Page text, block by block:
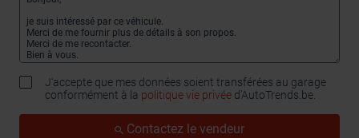
J'accepte que mes données soient transférées au garage
conformément à la politique vie privée d’AutoTrends.be.
Contactez le vendeur